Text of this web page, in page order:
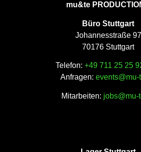
mu&te
Büro Stuttgart
Johannesstraße 97
70176 Stuttgart
Telefon: +49 711 25 25
Anfragen: events@mu-
Mitarbeiten: jobs@mu-